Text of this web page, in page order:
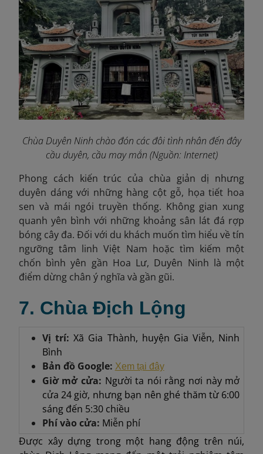
Chùa Duyên Ninh chào đón các đôi tình nhân đến đây
cầu duyên, cầu may mắn (Nguồn: Internet)
Phong cách kiến trúc của chùa giản dị nhưng
duyên dáng với những hàng cột gỗ, họa tiết hoa
sen và mái ngói truyền thống. Không gian xung
quanh yên bình với những khoảng sân lát đá rợp
bóng cây đa. Đối với du khách muốn tìm hiểu về tín
ngưỡng tâm linh Việt Nam hoặc tìm kiếm một
chốn bình yên gần Hoa Lư, Duyên Ninh là một
điểm dừng chân ý nghĩa và gần gũi.
7. Chùa Địch Lộng
Vị trí:Xã Gia Thành, huyện Gia Viễn, Ninh
Bình
Bản đồ Google: Xem tại đây
Giờ mở cửa: Người ta nói rằng nơi này mở
cửa 24 giờ, nhưng bạn nên ghé thăm từ 6:00
sáng đến 5:30 chiều
Phí vào cửa: Miễn phí
Được xây dựng trong một hang động trên núi,